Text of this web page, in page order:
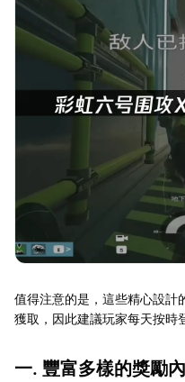
值得注意的是，這些精心設計
獲取，因此建議玩家每天按時
一. 豐富多樣的獎勵